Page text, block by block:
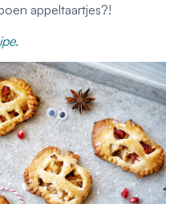
appeltaartjes?!